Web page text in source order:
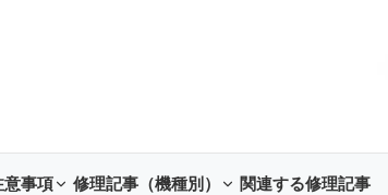
意事項 修理記事（機種別） 関連する修理記事